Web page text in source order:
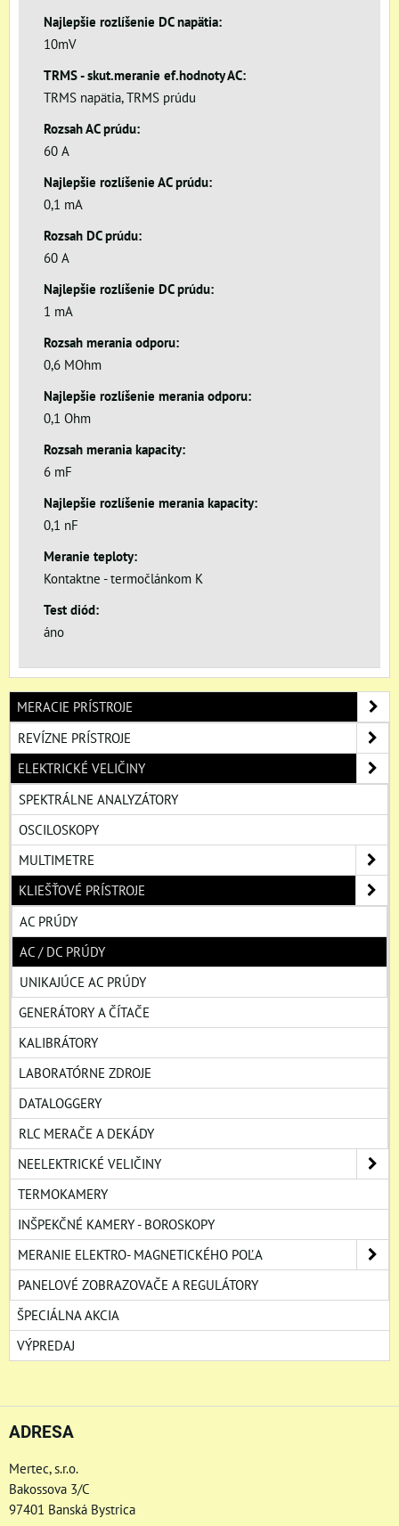
Najlepšie rozlíšenie DC napätia:
10mV
TRMS - skut.meranie ef.hodnoty AC:
TRMS napätia, TRMS prúdu
Rozsah AC prúdu:
60 A
Najlepšie rozlíšenie AC prúdu:
0,1 mA
Rozsah DC prúdu:
60 A
Najlepšie rozlíšenie DC prúdu:
1 mA
Rozsah merania odporu:
0,6 MOhm
Najlepšie rozlíšenie merania odporu:
0,1 Ohm
Rozsah merania kapacity:
6 mF
Najlepšie rozlíšenie merania kapacity:
0,1 nF
Meranie teploty:
Kontaktne - termočlánkom K
Test diód:
áno
MERACIE PRÍSTROJE
REVÍZNE PRÍSTROJE
ELEKTRICKÉ VELIČINY
SPEKTRÁLNE ANALYZÁTORY
OSCILOSKOPY
MULTIMETRE
KLIEŠŤOVÉ PRÍSTROJE
AC PRÚDY
AC / DC PRÚDY
UNIKAJÚCE AC PRÚDY
GENERÁTORY A ČÍTAČE
KALIBRÁTORY
LABORATÓRNE ZDROJE
DATALOGGERY
RLC MERAČE A DEKÁDY
NEELEKTRICKÉ VELIČINY
TERMOKAMERY
INŠPEKČNÉ KAMERY - BOROSKOPY
MERANIE ELEKTRO- MAGNETICKÉHO POĽA
PANELOVÉ ZOBRAZOVAČE A REGULÁTORY
ŠPECIÁLNA AKCIA
VÝPREDAJ
ADRESA
Mertec, s.r.o.
Bakossova 3/C
97401 Banská Bystrica